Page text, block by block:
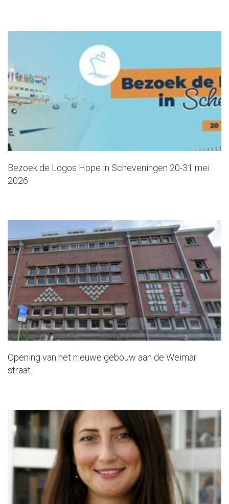
Bezoek de Logos Hope in Scheveningen 20-31 mei
2026
Opening van het nieuwe gebouw aan de Weimar
straat.